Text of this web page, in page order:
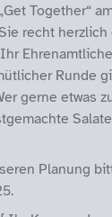
Together“
recht
Runde
gerne etwas
Planung